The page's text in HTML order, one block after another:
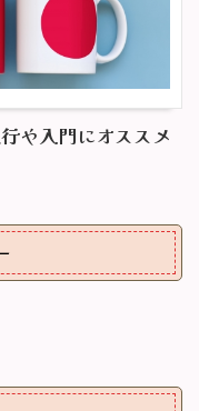
や入門にオススメ